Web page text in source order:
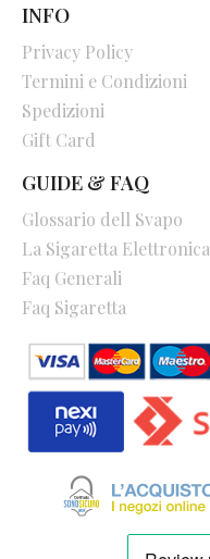
INFO
Privacy Policy
Termini e Condizioni
Spedizioni
Gift Card
GUIDE & FAQ
Glossario dell Svapo
La Sigaretta Elettronica
Faq Generali
Faq Sigaretta